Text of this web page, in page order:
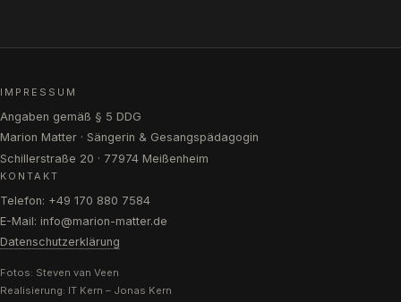
IMPRESSUM
Angaben gemäß § 5 DDG
Marion Matter · Sängerin & Gesangspädagogin
Schillerstraße 20 · 77974 Meißenheim
KONTAKT
Telefon: +49 170 880 7584
E-Mail: info@marion-matter.de
Datenschutzerklärung
Fotos: Steven van Veen
Realisierung: IT Kern – Jonas Kern